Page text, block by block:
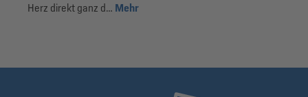
Herz direkt ganz d… Mehr